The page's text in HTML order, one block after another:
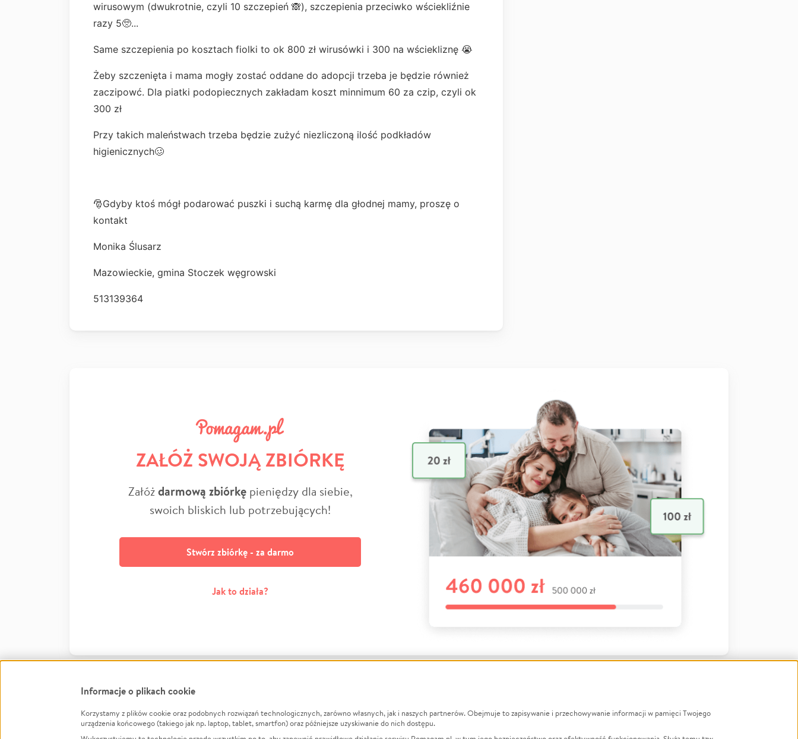
wirusowym (dwukrotnie, czyli 10 szczepień 🙈), szczepienia przeciwko wściekliźnie
razy 5🥺...
Same szczepienia po kosztach fiolki to ok 800 zł wirusówki i 300 na wściekliznę 😭
Żeby szczenięta i mama mogły zostać oddane do adopcji trzeba je będzie również
zaczipowć. Dla piatki podopiecznych zakładam koszt minnimum 60 za czip, czyli ok
300 zł
Przy takich maleństwach trzeba będzie zużyć niezliczoną ilość podkładów
higienicznych🥴
🎅Gdyby ktoś mógł podarować puszki i suchą karmę dla głodnej mamy, proszę o
kontakt
Monika Ślusarz
Mazowieckie, gmina Stoczek węgrowski
513139364
ZAŁÓŻ SWOJĄ ZBIÓRKĘ
Załóżdarmową zbiórkępieniędzy dla siebie,
swoich bliskich lub potrzebujących!
Stwórz zbiórkę - za darmo
Jak to działa?
Informacje O nas Zbieraj na
Informacje o plikach cookie
Korzystamy z plików cookie oraz podobnych rozwiązań technologicznych, zarówno własnych, jak i naszych partnerów. Obejmuje to zapisywanie i przechowywanie informacji w pamięci Twojego
urządzenia końcowego (takiego jak np. laptop, tablet, smartfon) oraz późniejsze uzyskiwanie do nich dostępu.